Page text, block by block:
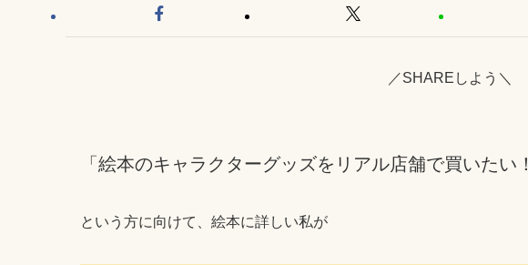
／SHAREしよう＼
「絵本のキャラクターグッズをリアル店舗で買いたい！
という方に向けて、絵本に詳しい私が